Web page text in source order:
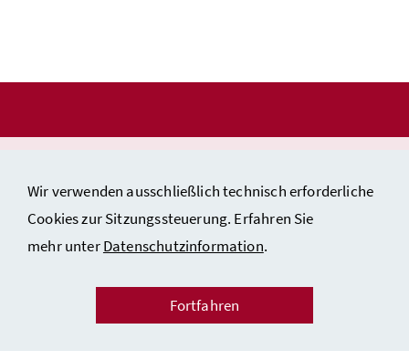
Wir verwenden ausschließlich technisch erforderliche
Cookies zur Sitzungssteuerung. Erfahren Sie
mehr unterDatenschutzinformation.
Fortfahren
Barrierefreiheitserklärung
Inhaltsverzeichnis/Sitemap